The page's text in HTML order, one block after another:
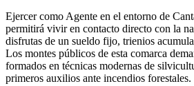
Ejercer como Agente en el entorno de
permitirá vivir en contacto directo con la
disfrutas de un sueldo fijo, trienios
Los montes públicos de esta comarca
formados en técnicas modernas de
primeros auxilios ante incendios forestales.